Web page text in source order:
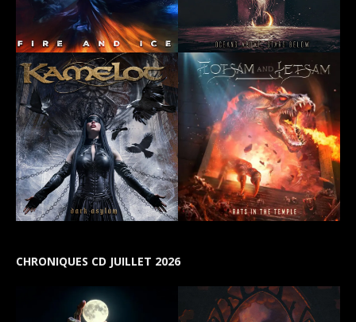
CHRONIQUES CD JUILLET 2026